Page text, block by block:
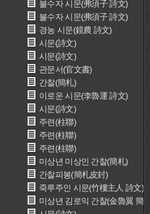
불수자 시문(弗須子 詩文)
불수자 시문(弗須子 詩文)
경농 시문(鏡農 詩文)
시문(詩文)
시문(詩文)
관문서(官文書)
간찰(簡札)
이로운 시문(李魯運 詩文)
시문(詩文)
주련(柱聯)
주련(柱聯)
주련(柱聯)
미상년 미상인 간찰(簡札)
간찰피봉(簡札皮封)
죽루주인 시문(竹樓主人 詩文)
미상년 김로익 간찰(金魯翼 簡札)